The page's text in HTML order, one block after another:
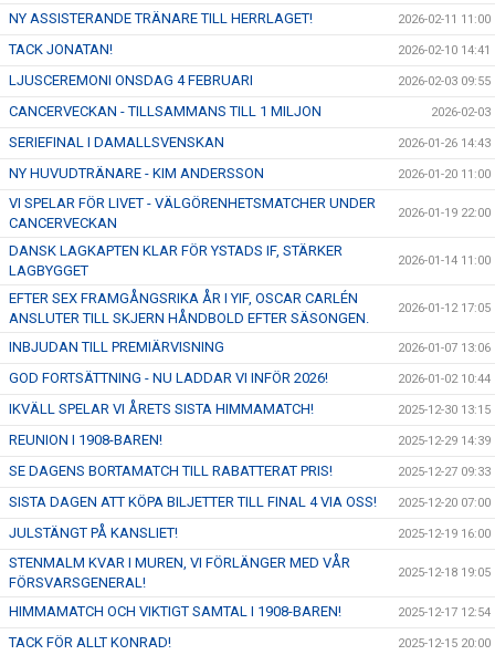
NY ASSISTERANDE TRÄNARE TILL HERRLAGET! 2026-02-11 11:00
TACK JONATAN! 2026-02-10 14:41
LJUSCEREMONI ONSDAG 4 FEBRUARI 2026-02-03 09:55
CANCERVECKAN - TILLSAMMANS TILL 1 MILJON 2026-02-03
SERIEFINAL I DAMALLSVENSKAN 2026-01-26 14:43
NY HUVUDTRÄNARE - KIM ANDERSSON 2026-01-20 11:00
VI SPELAR FÖR LIVET - VÄLGÖRENHETSMATCHER UNDER
CANCERVECKAN
2026-01-19 22:00
DANSK LAGKAPTEN KLAR FÖR YSTADS IF, STÄRKER
LAGBYGGET
2026-01-14 11:00
EFTER SEX FRAMGÅNGSRIKA ÅR I YIF, OSCAR CARLÉN
ANSLUTER TILL SKJERN HÅNDBOLD EFTER SÄSONGEN.
2026-01-12 17:05
INBJUDAN TILL PREMIÄRVISNING 2026-01-07 13:06
GOD FORTSÄTTNING - NU LADDAR VI INFÖR 2026! 2026-01-02 10:44
IKVÄLL SPELAR VI ÅRETS SISTA HIMMAMATCH! 2025-12-30 13:15
REUNION I 1908-BAREN! 2025-12-29 14:39
SE DAGENS BORTAMATCH TILL RABATTERAT PRIS! 2025-12-27 09:33
SISTA DAGEN ATT KÖPA BILJETTER TILL FINAL 4 VIA OSS! 2025-12-20 07:00
JULSTÄNGT PÅ KANSLIET! 2025-12-19 16:00
STENMALM KVAR I MUREN, VI FÖRLÄNGER MED VÅR
FÖRSVARSGENERAL!
2025-12-18 19:05
HIMMAMATCH OCH VIKTIGT SAMTAL I 1908-BAREN! 2025-12-17 12:54
TACK FÖR ALLT KONRAD! 2025-12-15 20:00